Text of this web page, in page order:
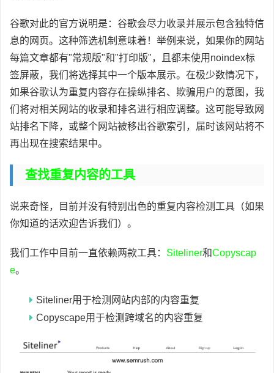
谷歌对此的官方说明是：谷歌会尽力收录并展示包含独特信
息的网页。这种筛选机制意味着！举例来说，如果你的网站
每篇文章都有"常规版"和"打印版"，且都未使用noindex标
签屏蔽，我们将选择其中一个版本展示。在极少数情况下，
如果谷歌认为重复内容存在操纵排名、欺骗用户的意图，我
们将对相关网站的收录和排名进行相应调整。这可能导致网
站排名下降，或整个网站被移出谷歌索引，届时该网站将不
再出现在搜索结果中。
查找重复内容的工具
说来奇怪，目前并没有特别出色的重复内容检测工具（如果
你知道的话欢迎告诉我们）。
我们工作中目前一直依赖两款工具： Siteliner和Copyscap
e。
Siteliner用于检测网站内部的内容重复
Copyscape用于检测跨域名的内容重复